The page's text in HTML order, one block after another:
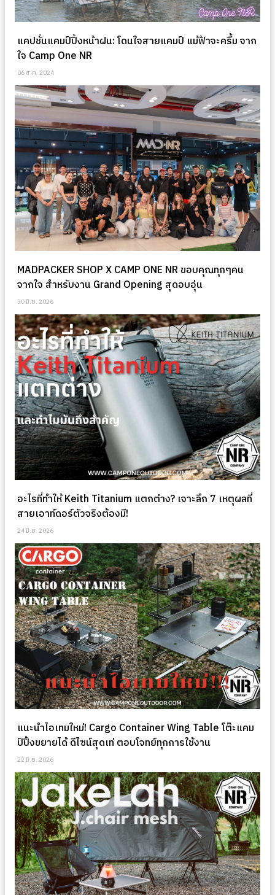
แคปชั่นแคมป์ปิ้งหน้าฝน: โดนใจสายแคมป์ แม้ฟ้าจะครึ้ม จาก
ใจ Camp One NR
06 ส.ค. 2024
MADPACKER SHOP X CAMP ONE NR ขอบคุณทุกๆคน
จากใจ สำหรับงาน Grand Opening สุดอบอุ่น
30 มิ.ย. 2026
อะไรที่ทำให้ Keith Titanium แตกต่าง? เจาะลึก 7 เหตุผลที่
สายเอาท์ดอร์ตัวจริงต้องมี!
24 มิ.ย. 2026
แนะนำไอเทมใหม่! Cargo Container Wing Table โต๊ะแคม
ป์ปิ้งขยายได้ ดีไซน์สุดเท่ ตอบโจทย์ทุกการใช้งาน
22 มิ.ย. 2026